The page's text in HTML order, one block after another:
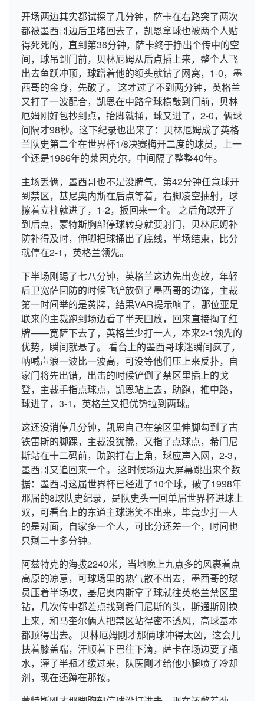
开场两边其实都试探了几分钟，萨卡在右路突了两次
都被墨西哥边后卫堵回去了，凯恩拿球也被两个人贴
得死死的，直到第36分钟，萨卡终于挣出个传中的空
间，球吊到门前，贝林厄姆从后点插上来，整个人飞
出去鱼跃冲顶，球蹭着他的额头就钻了网窝，1-0，墨
西哥的金身，先破了。 这才过了不到两分钟，英格兰
又打了一波配合，凯恩在中路拿球横敲到门前，贝林
厄姆刚好包抄到点，抬脚就捅，球又进了，2-0，俩球
间隔才98秒。这下纪录也出来了：贝林厄姆成了英格
兰队史第二个在世界杯1/8决赛梅开二度的球员，上一
个还是1986年的莱因克尔，中间隔了整整40年。
主场丢俩，墨西哥也不是没脾气，第42分钟任意球开
到禁区，基尼奥内斯在后点等着，右脚凌空抽射，球
擦着立柱就进了，1-2，扳回来一个。 之后角球开了
到后点，蒙特斯胸部停球转身就要射门，贝林厄姆补
防补得及时，伸脚把球捅出了底线，半场结束，比分
就停在2-1，英格兰领先。
下半场刚踢了七八分钟，英格兰这边先出变故，年轻
后卫宽萨回防的时候飞铲放倒了墨西哥的边锋，主裁
第一时间举的是黄牌，结果VAR提示响了，那位亚足
联来的主裁跑到场边看了半天回放，回来直接掏了红
牌——宽萨下去了，英格兰少打一人，本来2-1领先的
优势，瞬间就悬了。 看台上的墨西哥球迷瞬间疯了，
呐喊声浪一波比一波高，可没等他们压上来反扑，自
家门将先出错，出击的时候铲倒了禁区里插上的戈
登，主裁手指点球点，凯恩站上去，助跑，推中路，
球进了，3-1，英格兰又把优势拉到两球。
这还没消停几分钟，凯恩自己在禁区里伸脚勾到了古
铁雷斯的脚踝，主裁没犹豫，又指了点球点，希门尼
斯站在十二码前，助跑打右上角，球应声入网，2-3，
墨西哥又追回来一个。 这时候场边大屏幕跳出来个数
据：墨西哥这届世界杯已经进了10个球，破了1998年
那届的8球队史纪录，是队史头一回单届世界杯进球上
双，可看台上的东道主球迷笑不出来，毕竟少打一人
的是对面，自家多一个人，可比分还差一个，时间也
只剩二十多分钟。
阿兹特克的海拔2240米，当地晚上九点多的风裹着点
高原的凉意，可球场里的热气散不出去，墨西哥的球
员压着半场攻，基尼奥内斯拿了球就往英格兰禁区里
钻，几次传中都差点找到希门尼斯的头，斯通斯刚换
上来，和马奎尔俩人把禁区站得密不透风，高球基本
都顶得出去。 贝林厄姆刚才那俩球冲得太凶，这会儿
扶着膝盖喘，汗顺着下巴往下滴，萨卡在场边要了瓶
水，灌了半瓶才缓过来，队医刚才给他小腿喷了冷却
剂，现在还蹲在那按。